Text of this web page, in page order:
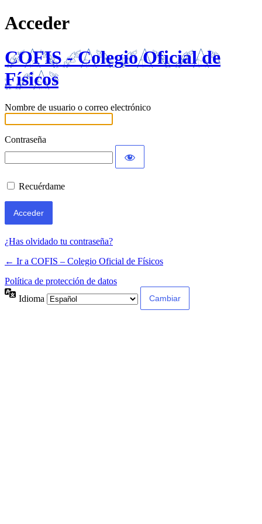
Acceder
COFIS - Colegio Oficial de
Físicos
Nombre de usuario o correo electrónico
Contraseña
Recuérdame
¿Has olvidado tu contraseña?
← Ir a COFIS – Colegio Oficial de Físicos
Política de protección de datos
Idioma